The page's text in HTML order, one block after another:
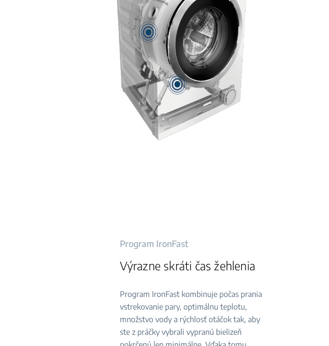
Program IronFast
Výrazne skráti čas žehlenia
Program IronFast kombinuje počas prania
vstrekovanie pary, optimálnu teplotu,
množstvo vody a rýchlosť otáčok tak, aby
ste z práčky vybrali vypranú bielizeň